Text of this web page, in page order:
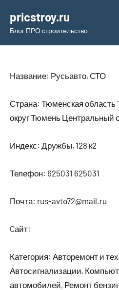
содержимому
pricstroy.ru
Блог ПРО строительство
Название: Русьавто, СТО
Страна: Тюменская область
округ Тюмень Центральный
Индекс: Дружбы, 128 к2
Телефон: 625031 625031
Почта: rus-avto72@mail.ru
Cайт:
Категория: Авторемонт и
Автосигнализации,
автомобилей, Ремонт